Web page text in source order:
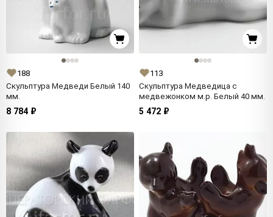
188
Скульптура Медведи Белый 140
мм.
8 784 ₽
113
Скульптура Медведица с
медвежонком м.р. Белый 40 мм.
5 472 ₽